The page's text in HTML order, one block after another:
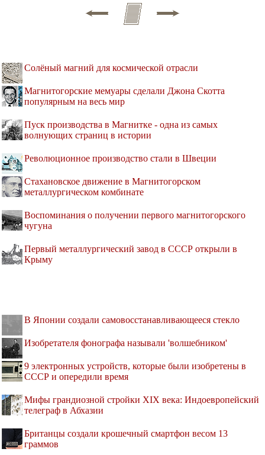
Солёный магний для космической отрасли
Магнитогорские мемуары сделали Джона Скотта
популярным на весь мир
Пуск производства в Магнитке - одна из самых
волнующих страниц в истории
Революционное производство стали в Швеции
Стахановское движение в Магнитогорском
металлургическом комбинате
Воспоминания о получении первого магнитогорского
чугуна
Первый металлургический завод в СССР открыли в
Крыму
В Японии создали самовосстанавливающееся стекло
Изобретателя фонографа называли 'волшебником'
9 электронных устройств, которые были изобретены в
СССР и опередили время
Мифы грандиозной стройки XIX века: Индоевропейский
телеграф в Абхазии
Британцы создали крошечный смартфон весом 13
граммов